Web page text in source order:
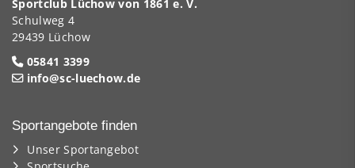
Sportclub Lüchow von 1861 e. V.
Schulweg 4
29439 Lüchow
05841 3399
info@sc-luechow.de
Sportangebote finden
Unser Sportangebot